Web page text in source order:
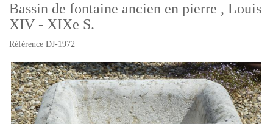
Bassin de fontaine ancien en pierre , Louis
XIV - XIXe S.
Référence DJ-1972